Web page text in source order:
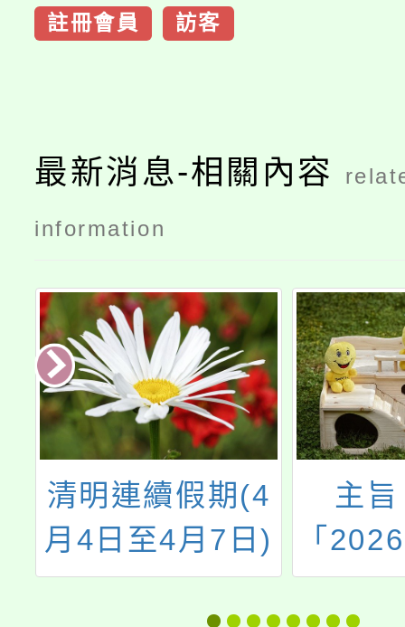
註冊會員 訪客
最新消息-相關內容
information
清明連續假期(4
月4日至4月7日)
將至，請各校加
主
「
展在